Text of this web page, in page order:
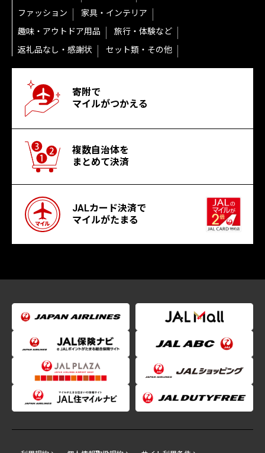
ファッション
家具・インテリア
趣味・アウトドア用品
旅行・体験など
返礼品なし・感謝状
セット類・その他
寄附で
マイルがつかえる
複数自治体を
まとめて決済
JALカード決済で
マイルがたまる